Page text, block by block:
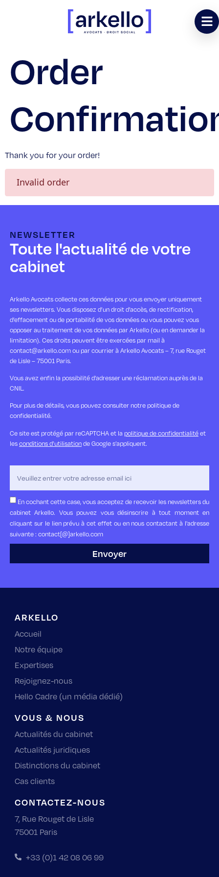
Order
Thank you for your order!
Invalid order
NEWSLETTER
Toute l'actualité de votre
cabinet
Arkello Avocats collecte ces données pour vous envoyer uniquement
ses newsletters. Vous disposez d’un droit d’accès, de rectification,
d’effacement ou de portabilité de vos données ou vous pouvez vous
opposer au traitement de vos données par Arkello (ou en demander la
limitation). Ces droits peuvent être exercées par mail à
contact@arkello.com ou par courrier à Arkello Avocats – 7, rue Rouget
de Lisle – 75001 Paris.
Vous avez enfin la possibilité d’adresser une réclamation auprès de la
CNIL.
Pour plus de détails, vous pouvez consulter notre politique de
confidentialité.
Ce site est protégé par reCAPTCHA et la politique de confidentialitéet
lesconditions d’utilisationde Google s’appliquent.
En cochant cette case, vous acceptez de recevoir les newsletters du
cabinet Arkello. Vous pouvez vous désinscrire à tout moment en
cliquant sur le lien prévu à cet effet ou en nous contactant à l'adresse
suivante : contact[@]arkello.com
Envoyer
ARKELLO
Accueil
Notre équipe
Expertises
Rejoignez-nous
Hello Cadre (un média dédié)
VOUS & NOUS
Actualités du cabinet
Actualités juridiques
Distinctions du cabinet
Cas clients
CONTACTEZ-NOUS
7, Rue Rouget de Lisle
75001 Paris
+33 (0)1 42 08 06 99